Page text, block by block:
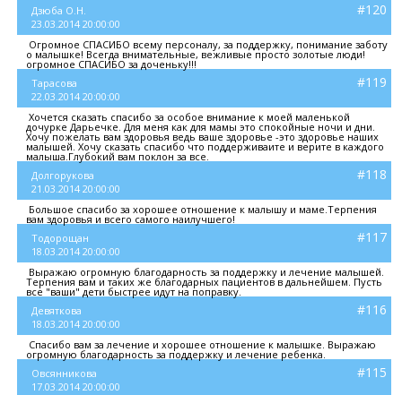
Дзюба О.Н.
23.03.2014 20:00:00
#120
Огромное СПАСИБО всему персоналу, за поддержку, понимание заботу
о малышке! Всегда внимательные, вежливые просто золотые люди!
огромное СПАСИБО за доченьку!!!
Тарасова
22.03.2014 20:00:00
#119
Хочется сказать спасибо за особое внимание к моей маленькой
дочурке Дарьечке. Для меня как для мамы это спокойные ночи и дни.
Хочу пожелать вам здоровья ведь ваше здоровье -это здоровье наших
малышей. Хочу сказать спасибо что поддерживаите и верите в каждого
малыша.Глубокий вам поклон за все.
Долгорукова
21.03.2014 20:00:00
#118
Большое спасибо за хорошее отношение к малышу и маме.Терпения
вам здоровья и всего самого наилучшего!
Тодорощан
18.03.2014 20:00:00
#117
Выражаю огромную благодарность за поддержку и лечение малышей.
Терпения вам и таких же благодарных пациентов в дальнейшем. Пусть
все "ваши" дети быстрее идут на поправку.
Девяткова
18.03.2014 20:00:00
#116
Спасибо вам за лечение и хорошее отношение к малышке. Выражаю
огромную благодарность за поддержку и лечение ребенка.
Овсянникова
17.03.2014 20:00:00
#115